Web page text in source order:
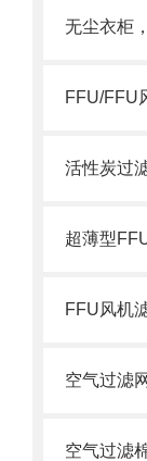
无尘衣柜
FFU/FFU
活性炭过
FFU风机
空气过滤
空气过滤